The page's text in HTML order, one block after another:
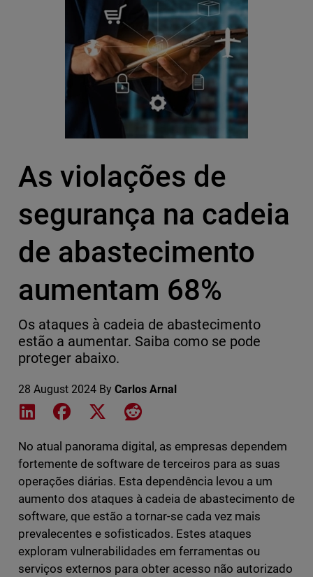
As violações de
segurança na cadeia
de abastecimento
aumentam 68%
Os ataques à cadeia de abastecimento
estão a aumentar. Saiba como se pode
proteger abaixo.
28 August 2024 By Carlos Arnal
Share on LinkedIn
Share on Facebook
Share on XShare on Reddit
No atual panorama digital, as empresas dependem
fortemente de software de terceiros para as suas
operações diárias. Esta dependência levou a um
aumento dos ataques à cadeia de abastecimento de
software, que estão a tornar-se cada vez mais
prevalecentes e sofisticados. Estes ataques
exploram vulnerabilidades em ferramentas ou
serviços externos para obter acesso não autorizado